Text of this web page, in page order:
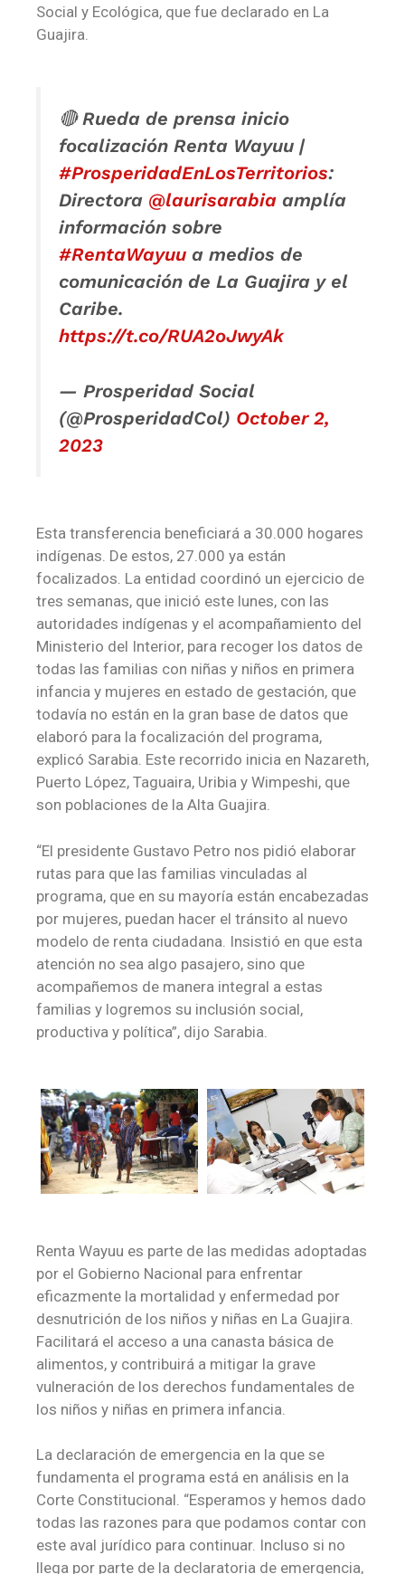
Social y Ecológica, que fue declarado en La
Guajira.
🔴 Rueda de prensa inicio
focalización Renta Wayuu |
#ProsperidadEnLosTerritorios:
Directora @laurisarabia amplía
información sobre
#RentaWayuu a medios de
comunicación de La Guajira y el
Caribe.
https://t.co/RUA2oJwyAk
— Prosperidad Social
(@ProsperidadCol) October 2,
2023
Esta transferencia beneficiará a 30.000 hogares
indígenas. De estos, 27.000 ya están
focalizados. La entidad coordinó un ejercicio de
tres semanas, que inició este lunes, con las
autoridades indígenas y el acompañamiento del
Ministerio del Interior, para recoger los datos de
todas las familias con niñas y niños en primera
infancia y mujeres en estado de gestación, que
todavía no están en la gran base de datos que
elaboró para la focalización del programa,
explicó Sarabia. Este recorrido inicia en Nazareth,
Puerto López, Taguaira, Uribia y Wimpeshi, que
son poblaciones de la Alta Guajira.
“El presidente Gustavo Petro nos pidió elaborar
rutas para que las familias vinculadas al
programa, que en su mayoría están encabezadas
por mujeres, puedan hacer el tránsito al nuevo
modelo de renta ciudadana. Insistió en que esta
atención no sea algo pasajero, sino que
acompañemos de manera integral a estas
familias y logremos su inclusión social,
productiva y política”, dijo Sarabia.
Renta Wayuu es parte de las medidas adoptadas
por el Gobierno Nacional para enfrentar
eficazmente la mortalidad y enfermedad por
desnutrición de los niños y niñas en La Guajira.
Facilitará el acceso a una canasta básica de
alimentos, y contribuirá a mitigar la grave
vulneración de los derechos fundamentales de
los niños y niñas en primera infancia.
La declaración de emergencia en la que se
fundamenta el programa está en análisis en la
Corte Constitucional. “Esperamos y hemos dado
todas las razones para que podamos contar con
este aval jurídico para continuar. Incluso si no
llega por parte de la declaratoria de emergencia,